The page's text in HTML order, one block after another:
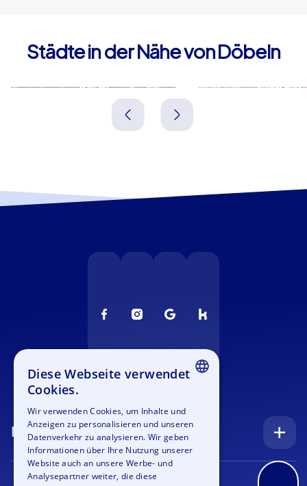
Städte in der Nähe von Döbeln
Riesa
Deutschland
Meißen
Navigation
Startseite
Anfrage
GERMAN
SPANISH
Diese Webseite verwendet
Cookies.
Wir verwenden Cookies, um Inhalte und
Anzeigen zu personalisieren und unseren
Datenverkehr zu analysieren. Wir geben
Informationen über Ihre Nutzung unserer
Website auch an unsere Werbe- und
Analysepartner weiter, die diese